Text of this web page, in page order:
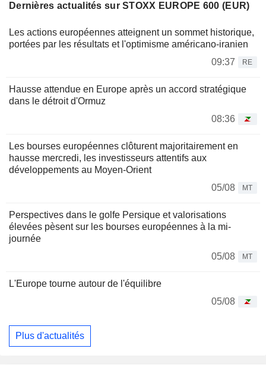
Dernières actualités sur STOXX EUROPE 600 (EUR)
Les actions européennes atteignent un sommet historique,
portées par les résultats et l'optimisme américano-iranien
09:37
RE
Hausse attendue en Europe après un accord stratégique
dans le détroit d'Ormuz
08:36
Les bourses européennes clôturent majoritairement en
hausse mercredi, les investisseurs attentifs aux
développements au Moyen-Orient
05/08
MT
Perspectives dans le golfe Persique et valorisations
élevées pèsent sur les bourses européennes à la mi-
journée
05/08
MT
L'Europe tourne autour de l'équilibre
05/08
Plus d'actualités